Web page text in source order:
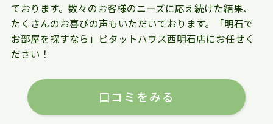
ております。数々のお客様のニーズに応え続けた結果、
たくさんのお喜びの声もいただいております。「明石で
お部屋を探すなら」ピタットハウス西明石店にお任せく
ださい！
口コミをみる